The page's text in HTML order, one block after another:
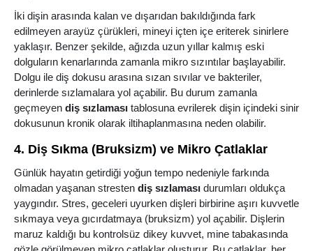
İki dişin arasında kalan ve dışarıdan bakıldığında fark
edilmeyen arayüz çürükleri, mineyi içten içe eriterek sinirlere
yaklaşır. Benzer şekilde, ağızda uzun yıllar kalmış eski
dolguların kenarlarında zamanla mikro sızıntılar başlayabilir.
Dolgu ile diş dokusu arasına sızan sıvılar ve bakteriler,
derinlerde sızlamalara yol açabilir. Bu durum zamanla
geçmeyen diş sızlaması tablosuna evrilerek dişin içindeki sinir
dokusunun kronik olarak iltihaplanmasına neden olabilir.
4. Diş Sıkma (Bruksizm) ve Mikro Çatlaklar
Günlük hayatın getirdiği yoğun tempo nedeniyle farkında
olmadan yaşanan stresten diş sızlaması durumları oldukça
yaygındır. Stres, geceleri uyurken dişleri birbirine aşırı kuvvetle
sıkmaya veya gıcırdatmaya (bruksizm) yol açabilir. Dişlerin
maruz kaldığı bu kontrolsüz dikey kuvvet, mine tabakasında